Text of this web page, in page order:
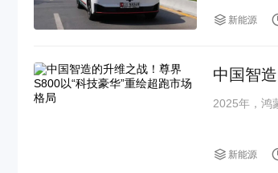
新能源
中国智
2025年，鸿
新能源